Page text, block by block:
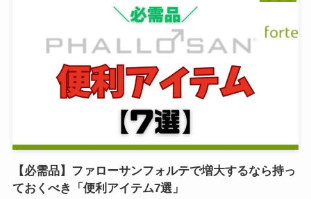
【必需品】ファローサンフォルテで増大するなら持っ
ておくべき「便利アイテム7選」